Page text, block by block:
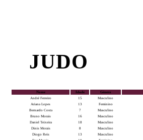
JUDO
Nome Idade Género
André Ferreiro
15 Masculino
Ariana Lopes
13 Feminino
Bernardo Costa
7 Masculino
Bruno Morais
16 Masculino
Daniel Teixeira
18 Masculino
Dinis Morais
8 Masculino
Diogo Reis
13 Masculino